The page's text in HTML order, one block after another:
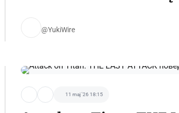
@YukiWire
11 maj '26 18:15